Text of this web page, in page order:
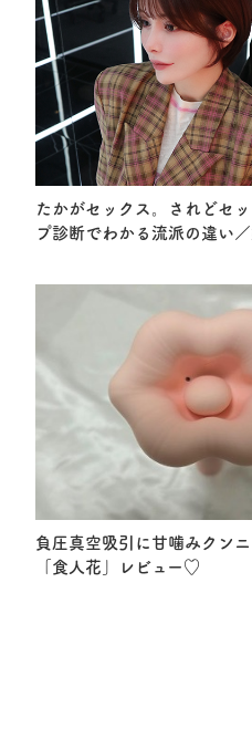
たかがセックス。されどセ
プ診断でわかる流派の違い
負圧真空吸引に甘噛みクン
「食人花」レビュー♡